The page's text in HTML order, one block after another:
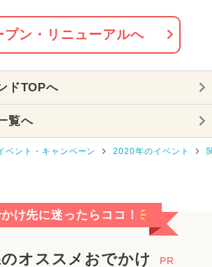
ベント
イベント
イベント
ベント
イベント
イベント
イベント
プン・リニューアルへ
ドTOPへ
覧へ
ベント・キャンペーン 2020年のイベント
け先に迷ったらココ！
オススメおでかけ PR